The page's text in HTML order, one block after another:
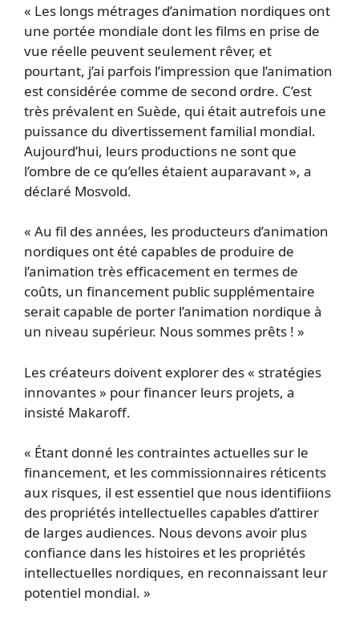
« Les longs métrages d’animation nordiques ont
une portée mondiale dont les films en prise de
vue réelle peuvent seulement rêver, et
pourtant, j’ai parfois l’impression que l’animation
est considérée comme de second ordre. C’est
très prévalent en Suède, qui était autrefois une
puissance du divertissement familial mondial.
Aujourd’hui, leurs productions ne sont que
l’ombre de ce qu’elles étaient auparavant », a
déclaré Mosvold.
« Au fil des années, les producteurs d’animation
nordiques ont été capables de produire de
l’animation très efficacement en termes de
coûts, un financement public supplémentaire
serait capable de porter l’animation nordique à
un niveau supérieur. Nous sommes prêts ! »
Les créateurs doivent explorer des « stratégies
innovantes » pour financer leurs projets, a
insisté Makaroff.
« Étant donné les contraintes actuelles sur le
financement, et les commissionnaires réticents
aux risques, il est essentiel que nous identifiions
des propriétés intellectuelles capables d’attirer
de larges audiences. Nous devons avoir plus
confiance dans les histoires et les propriétés
intellectuelles nordiques, en reconnaissant leur
potentiel mondial. »